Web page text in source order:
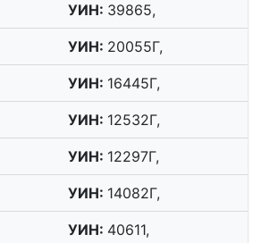
УИН: 39865,
УИН: 20055Г,
УИН: 16445Г,
УИН: 12532Г,
УИН: 12297Г,
УИН: 14082Г,
УИН: 40611,